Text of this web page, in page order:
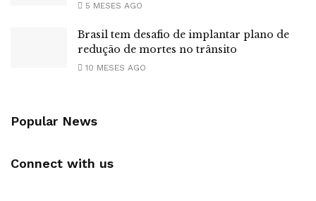
5 MESES AGO
Brasil tem desafio de implantar plano de
redução de mortes no trânsito
10 MESES AGO
Popular News
Connect with us